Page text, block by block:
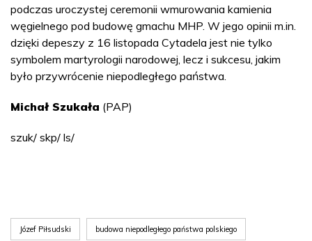
podczas uroczystej ceremonii wmurowania kamienia
węgielnego pod budowę gmachu MHP. W jego opinii m.in.
dzięki depeszy z 16 listopada Cytadela jest nie tylko
symbolem martyrologii narodowej, lecz i sukcesu, jakim
było przywrócenie niepodległego państwa.
Michał Szukała (PAP)
szuk/ skp/ ls/
Józef Piłsudski budowa niepodległego państwa polskiego